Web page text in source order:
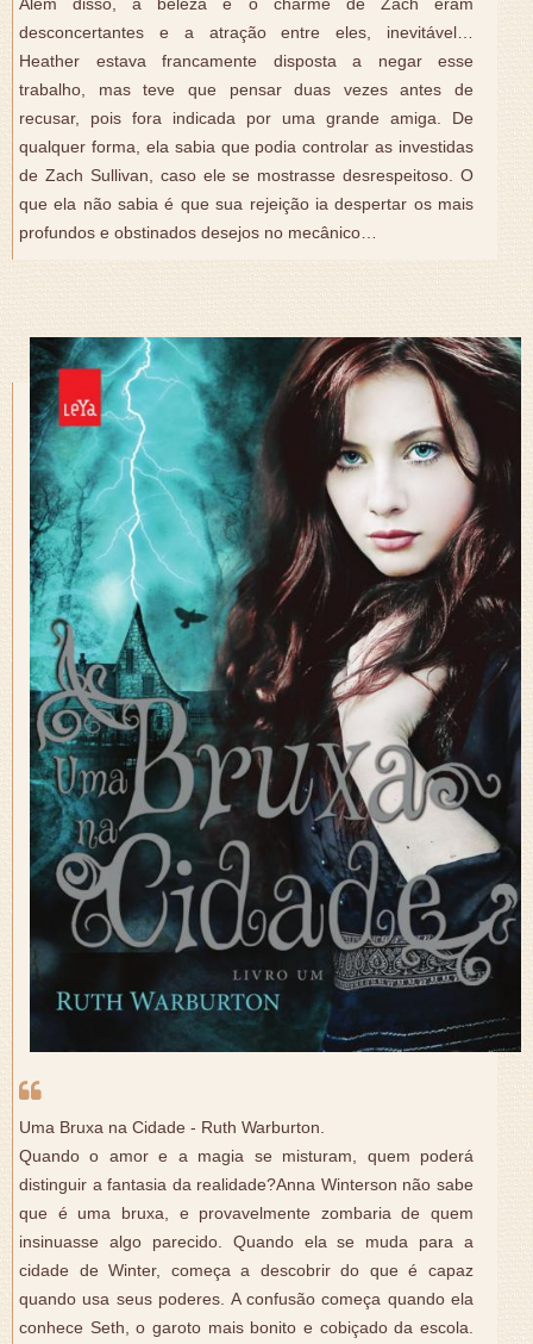
Além disso, a beleza e o charme de Zach eram
desconcertantes e a atração entre eles, inevitável…
Heather estava francamente disposta a negar esse
trabalho, mas teve que pensar duas vezes antes de
recusar, pois fora indicada por uma grande amiga. De
qualquer forma, ela sabia que podia controlar as investidas
de Zach Sullivan, caso ele se mostrasse desrespeitoso. O
que ela não sabia é que sua rejeição ia despertar os mais
profundos e obstinados desejos no mecânico…
Uma Bruxa na Cidade - Ruth Warburton.
Quando o amor e a magia se misturam, quem poderá
distinguir a fantasia da realidade?Anna Winterson não sabe
que é uma bruxa, e provavelmente zombaria de quem
insinuasse algo parecido. Quando ela se muda para a
cidade de Winter, começa a descobrir do que é capaz
quando usa seus poderes. A confusão começa quando ela
conhece Seth, o garoto mais bonito e cobiçado da escola.